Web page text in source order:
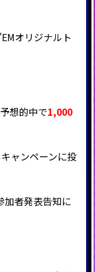
オリジナルト
想的中で1,000
ャンペーンに投
者発表告知に